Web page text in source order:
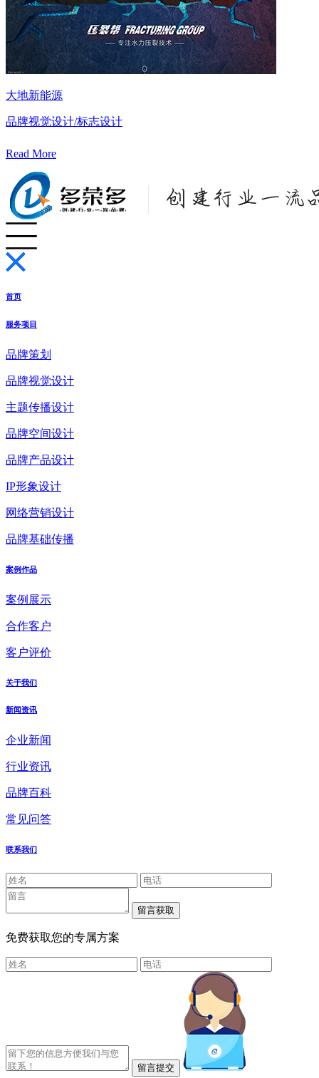
大地新能源
品牌视觉设计/标志设计
Read More
首页
服务项目
品牌策划
品牌视觉设计
主题传播设计
品牌空间设计
品牌产品设计
IP形象设计
网络营销设计
品牌基础传播
案例作品
案例展示
合作客户
客户评价
关于我们
新闻资讯
企业新闻
行业资讯
品牌百科
常见问答
联系我们
免费获取您的专属方案